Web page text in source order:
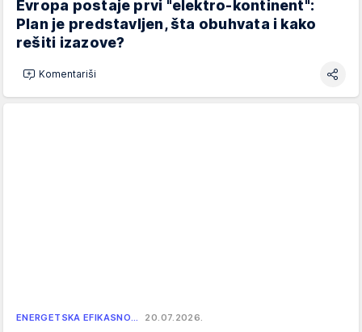
Evropa postaje prvi "elektro-kontinent":
Plan je predstavljen, šta obuhvata i kako
rešiti izazove?
Komentariši
ENERGETSKA EFIKASNO… 20.07.2026.